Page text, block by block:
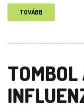
TOVÁBB